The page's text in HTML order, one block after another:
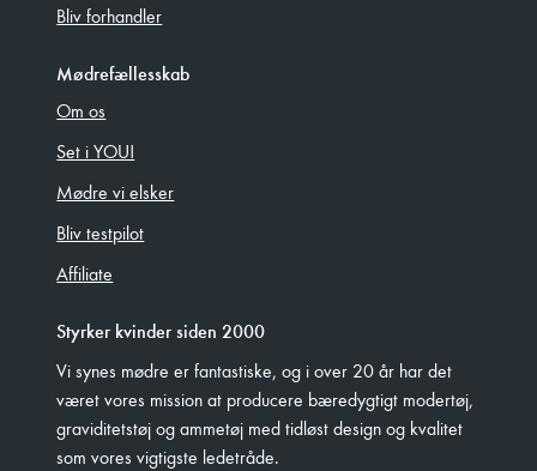
Bliv forhandler
Mødrefællesskab
Om os
Set i YOU!
Mødre vi elsker
Bliv testpilot
Affiliate
Styrker kvinder siden 2000
Vi synes mødre er fantastiske, og i over 20 år har det
været vores mission at producere bæredygtigt modertøj,
graviditetstøj og ammetøj med tidløst design og kvalitet
som vores vigtigste ledetråde.